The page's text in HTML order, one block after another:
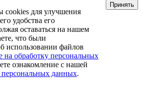
для улучшения
удобства его
оставаться на нашем
что были
использовании файлов
на обработку персональных
ознакомление с нашей
данных.
Принять